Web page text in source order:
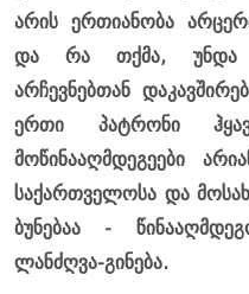
არის ერთიანობა
და რა თქმა, უნდა
არჩევნებთან
ერთი პატრონი
მოწინააღმდეგეები
საქართველოსა და
ბუნებაა -
ლანძღვა-გინება.